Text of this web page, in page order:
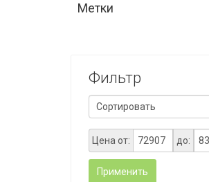
Метки
Фильтр
Цена от: до:
Применить